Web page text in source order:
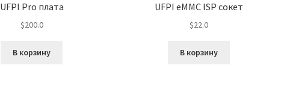
UFPI Pro плата
$200.0
В корзину
UFPI eMMC ISP сокет
$22.0
В корзину